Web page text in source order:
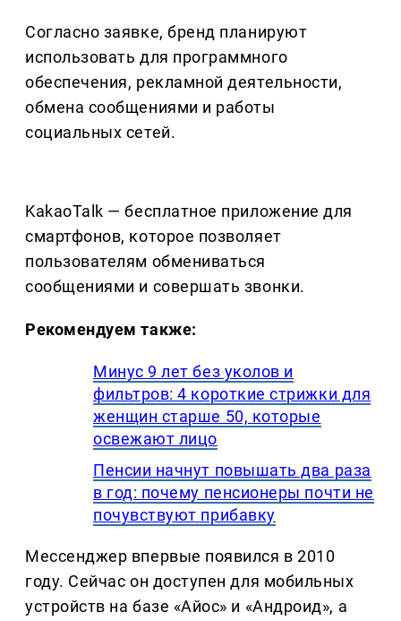
Согласно заявке, бренд планируют
использовать для программного
обеспечения, рекламной деятельности,
обмена сообщениями и работы
социальных сетей.
KakaoTalk — бесплатное приложение для
смартфонов, которое позволяет
пользователям обмениваться
сообщениями и совершать звонки.
Рекомендуем также:
Минус 9 лет без уколов и
фильтров: 4 короткие стрижки для
женщин старше 50, которые
освежают лицо
Пенсии начнут повышать два раза
в год: почему пенсионеры почти не
почувствуют прибавку
Мессенджер впервые появился в 2010
году. Сейчас он доступен для мобильных
устройств на базе «Айос» и «Андроид», а